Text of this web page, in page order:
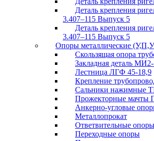
Деталь крепления
3.407–115 Выпуск 5
Деталь крепления
3.407–115 Выпуск 5
Опоры металлические
Скользящая опора
Закладная деталь
Лестница ЛГФ 45-18,9
Крепление
Сальники нажимные
Прожекторные мачты
Анкерно-угловые
Металлопрокат
Ответвительные опоры
Переходные опоры